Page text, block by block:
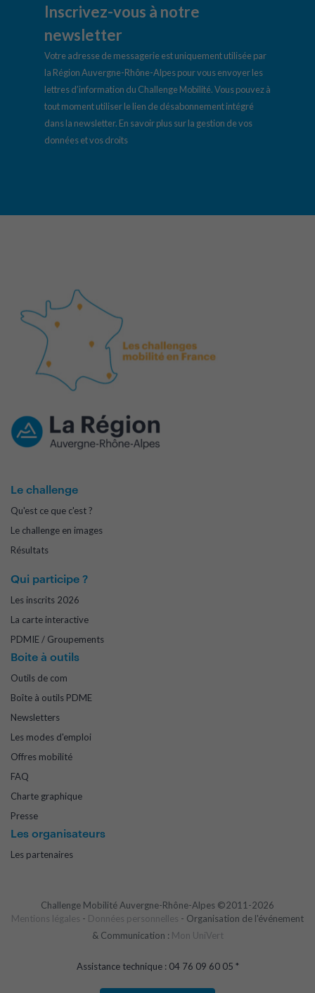
Inscrivez-vous à notre
newsletter
Votre adresse de messagerie est uniquement utilisée par
la Région Auvergne-Rhône-Alpes pour vous envoyer les
lettres d’information du Challenge Mobilité. Vous pouvez à
tout moment utiliser le lien de désabonnement intégré
dans la newsletter. En savoir plus sur la gestion de vos
données et vos droits
Le challenge
Qu'est ce que c'est ?
Le challenge en images
Résultats
Qui participe ?
Les inscrits 2026
La carte interactive
PDMIE / Groupements
Boite à outils
Outils de com
Boîte à outils PDME
Newsletters
Les modes d'emploi
Offres mobilité
FAQ
Charte graphique
Presse
Les organisateurs
Les partenaires
Challenge Mobilité Auvergne-Rhône-Alpes ©2011-2026
Mentions légales - Données personnelles - Organisation de l'événement
& Communication : Mon UniVert
Assistance technique : 04 76 09 60 05 *